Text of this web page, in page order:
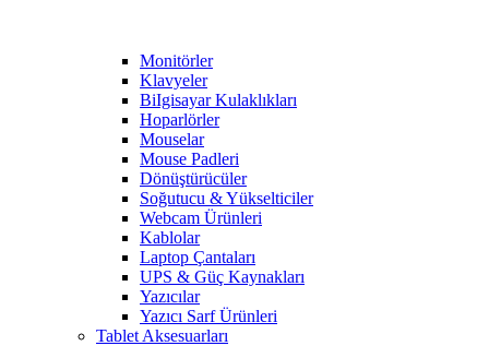
Monitörler
Klavyeler
BiIgisayar Kulaklıkları
Hoparlörler
Mouselar
Mouse Padleri
Dönüştürücüler
Soğutucu & Yükselticiler
Webcam Ürünleri
Kablolar
Laptop Çantaları
UPS & Güç Kaynakları
Yazıcılar
Yazıcı Sarf Ürünleri
Tablet Aksesuarları